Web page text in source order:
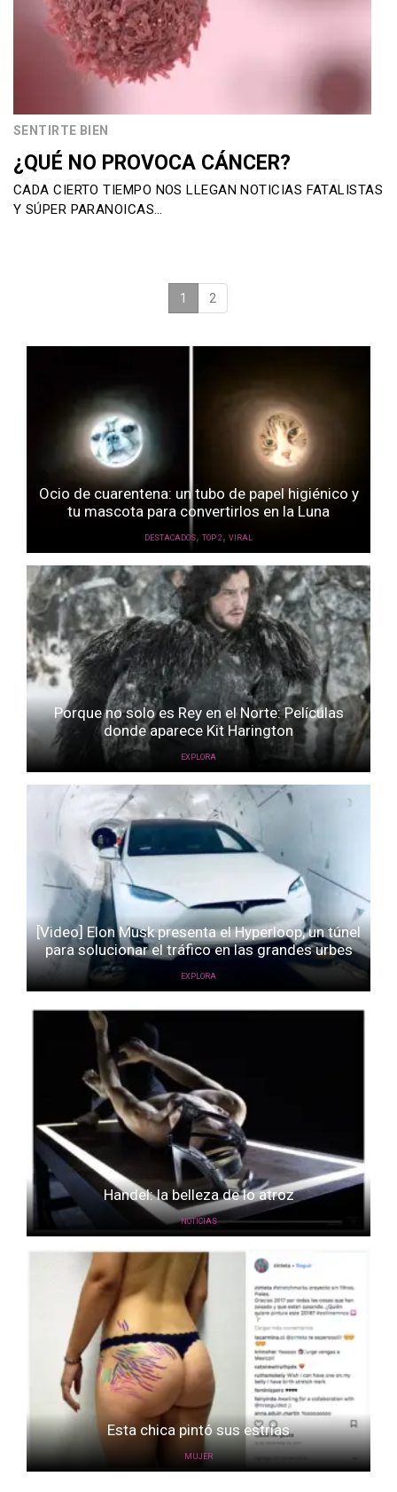
SENTIRTE BIEN
¿QUÉ NO PROVOCA CÁNCER?
CADA CIERTO TIEMPO NOS LLEGAN NOTICIAS FATALISTAS
Y SÚPER PARANOICAS…
1 (current)
2
Ocio de cuarentena: un tubo de papel higiénico y
tu mascota para convertirlos en la Luna
DESTACADOS, TOP 2, VIRAL
Porque no solo es Rey en el Norte: Películas
donde aparece Kit Harington
EXPLORA
[Video] Elon Musk presenta el Hyperloop, un túnel
para solucionar el tráfico en las grandes urbes
EXPLORA
Handel: la belleza de lo atroz
NOTICIAS
Esta chica pintó sus estrías
MUJER